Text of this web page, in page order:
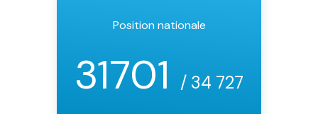
Position nationale
31701 / 34 727